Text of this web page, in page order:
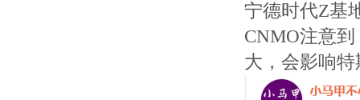
宁德时代Z基
CNMO注意
大，会影响